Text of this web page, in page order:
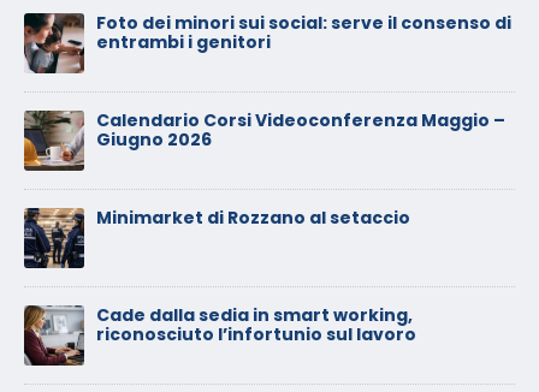
Calendario Corsi Videoconferenza
Novembre – Dicembre 2025
Il rilascio degli attestati di formazione: è un
diritto dei lavoratori
Calendario Corsi Videoconferenza
Calendario Corsi Videoconferenza Giugno –
Luglio 2025